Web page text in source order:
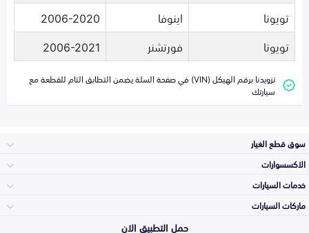
تويوتا
اينوفا
2006-2020
تويوتا
فورتشنر 2006-2021
تزويدنا برقم الهيكل (VIN) في صفحة السلة يضمن التطابق التام للقطعة مع
سيارتك
سوق قطع الغيار
الاكسسوارات
خدمات السيارات
الأكثر مبيعاً
ماركات السيارات
حمل التطبيق الان